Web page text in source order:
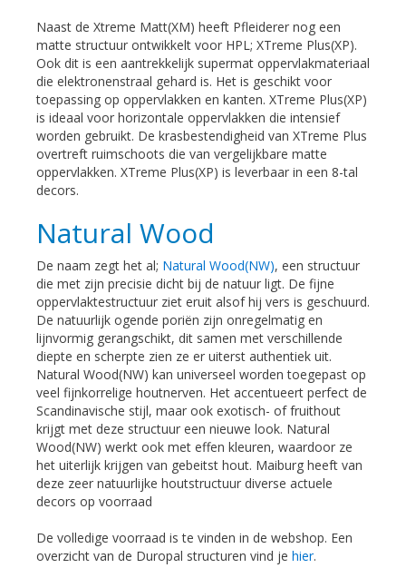
Naast de Xtreme Matt(XM) heeft Pfleiderer nog een
matte structuur ontwikkelt voor HPL; XTreme Plus(XP).
Ook dit is een aantrekkelijk supermat oppervlakmateriaal
die elektronenstraal gehard is. Het is geschikt voor
toepassing op oppervlakken en kanten. XTreme Plus(XP)
is ideaal voor horizontale oppervlakken die intensief
worden gebruikt. De krasbestendigheid van XTreme Plus
overtreft ruimschoots die van vergelijkbare matte
oppervlakken. XTreme Plus(XP) is leverbaar in een 8-tal
decors.
Natural Wood
De naam zegt het al; Natural Wood(NW), een structuur
die met zijn precisie dicht bij de natuur ligt. De fijne
oppervlaktestructuur ziet eruit alsof hij vers is geschuurd.
De natuurlijk ogende poriën zijn onregelmatig en
lijnvormig gerangschikt, dit samen met verschillende
diepte en scherpte zien ze er uiterst authentiek uit.
Natural Wood(NW) kan universeel worden toegepast op
veel fijnkorrelige houtnerven. Het accentueert perfect de
Scandinavische stijl, maar ook exotisch- of fruithout
krijgt met deze structuur een nieuwe look. Natural
Wood(NW) werkt ook met effen kleuren, waardoor ze
het uiterlijk krijgen van gebeitst hout. Maiburg heeft van
deze zeer natuurlijke houtstructuur diverse actuele
decors op voorraad
De volledige voorraad is te vinden in de webshop. Een
overzicht van de Duropal structuren vind je hier.